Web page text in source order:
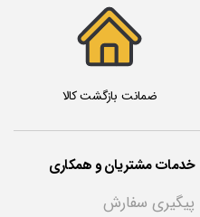
ضمانت بازگشت کالا
خدمات مشتریان و همکاری
پیگیری سفارش